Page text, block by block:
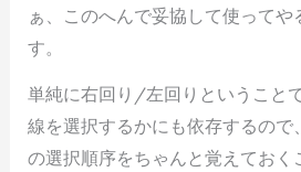
ぁ、このへんで妥協して使ってや
す。
単純に右回り/左回りということ
線を選択するかにも依存するので
の選択順序をちゃんと覚えておく